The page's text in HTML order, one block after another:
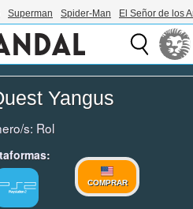
Superman Spider-Man El Señor de los
Yangus
s: Rol
COMPRAR